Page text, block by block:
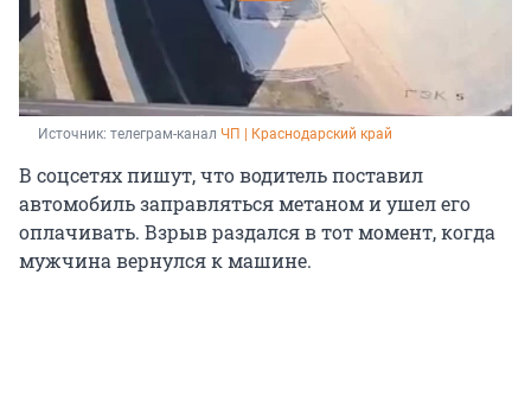
Источник: телеграм-канал ЧП | Краснодарский край
В соцсетях пишут, что водитель поставил
автомобиль заправляться метаном и ушел его
оплачивать. Взрыв раздался в тот момент, когда
мужчина вернулся к машине.